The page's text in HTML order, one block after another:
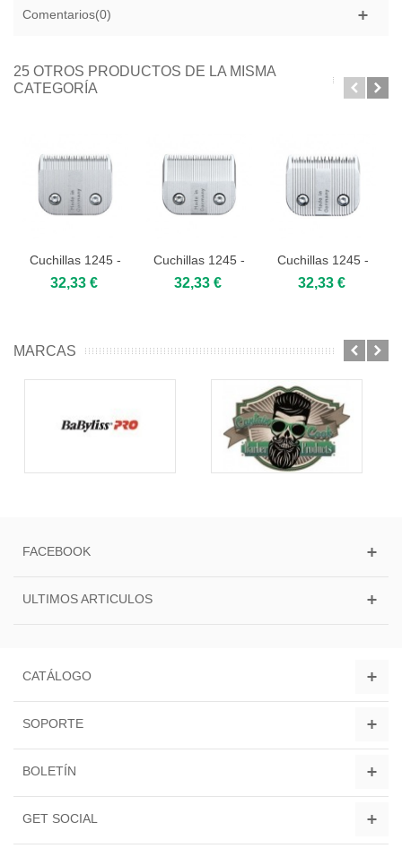
Comentarios(0)
25 OTROS PRODUCTOS DE LA MISMA
CATEGORÍA
Cuchillas 1245 -
0,05mm
32,33 €
Cuchillas 1245 -
0,1mm
32,33 €
Cuchillas 1245 -
1mm
32,33 €
MARCAS
FACEBOOK
ULTIMOS ARTICULOS
CATÁLOGO
SOPORTE
BOLETÍN
GET SOCIAL